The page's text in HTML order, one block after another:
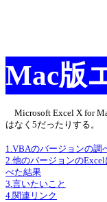
Mac版
Microsoft Excel X for
はなく5だったりする。
1.VBAのバージョンの調
2.他のバージョンの
べた結果
3.言いたいこと
4.関連リンク